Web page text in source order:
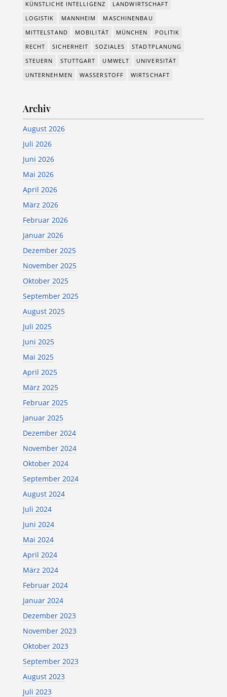
KÜNSTLICHE INTELLIGENZ
LANDWIRTSCHAFT
LOGISTIK
MANNHEIM
MASCHINENBAU
MITTELSTAND
MOBILITÄT MÜNCHEN
POLITIK
RECHT
SICHERHEIT SOZIALES
STADTPLANUNG
STEUERN
STUTTGART UMWELT
UNIVERSITÄT
UNTERNEHMEN
WASSERSTOFF WIRTSCHAFT
Archiv
August 2026
Juli 2026
Juni 2026
Mai 2026
April 2026
März 2026
Februar 2026
Januar 2026
Dezember 2025
November 2025
Oktober 2025
September 2025
August 2025
Juli 2025
Juni 2025
Mai 2025
April 2025
März 2025
Februar 2025
Januar 2025
Dezember 2024
November 2024
Oktober 2024
September 2024
August 2024
Juli 2024
Juni 2024
Mai 2024
April 2024
März 2024
Februar 2024
Januar 2024
Dezember 2023
November 2023
Oktober 2023
September 2023
August 2023
Juli 2023